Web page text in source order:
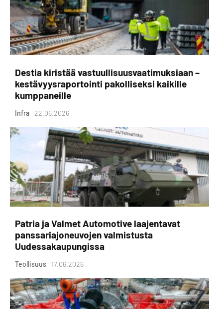
Destia kiristää vastuullisuusvaatimuksiaan –
kestävyysraportointi pakolliseksi kaikille
kumppaneille
Infra 22.06.2026
Patria ja Valmet Automotive laajentavat
panssariajoneuvojen valmistusta
Uudessakaupungissa
Teollisuus 17.06.2026